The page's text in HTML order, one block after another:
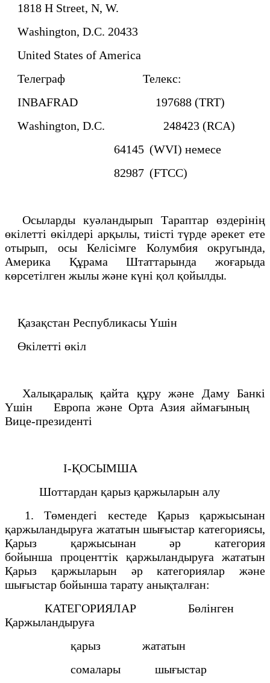
1818 H Strееt, N, W.
Wаshingtоn, D.С. 20433
United States of America
Телеграф Телекс:
INBAFRAD 197688 (TRT)
Wаshingtоn, D.С. 248423 (RCA)
64145 (WVI) немесе
82987 (FTCC)
Осыларды куәландырып Тараптар өздерiнiң
өкiлеттi өкiлдерi арқылы, тиiстi түрде әрекет ете
отырып, осы Келiсiмге Колумбия округында,
Америка Құрама Штаттарында жоғарыда
көрсетiлген жылы және күнi қол қойылды.
Қазақстан Республикасы Үшiн
Өкiлеттi өкiл
Халықаралық қайта құру және Даму Банкi
Үшiн Европа және Орта Азия аймағының
Вице-президентi
I-ҚОСЫМША
Шоттардан қарыз қаржыларын алу
1. Төмендегi кестеде Қарыз қаржысынан
қаржыландыруға жататын шығыстар категориясы,
Қарыз қаржысынан әр категория
бойынша проценттiк қаржыландыруға жататын
Қарыз қаржыларын әр категориялар және
шығыстар бойынша тарату анықталған:
КАТЕГОРИЯЛАР Бөлiнген
Қаржыландыруға
қарыз жататын
сомалары шығыстар